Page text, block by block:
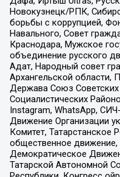
Новокузнецк/РПК,
борьбы с коррупцией,
Навального, Совет
Краснодара, Мужское
объединение русского
Адат, Народный совет
Архангельской области,
Держава Союз Советских
Социалистических
Instagram, WhatsApp,
Движение Организации
Комитет, Татарстанское
общественное
Демократическое
Татарской Автономной